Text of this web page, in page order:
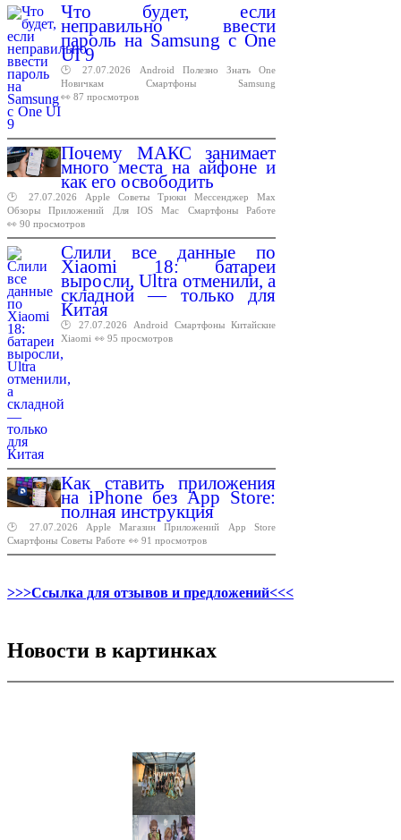
Что будет, если
неправильно ввести
пароль на Samsung с One
UI 9
🕑 27.07.2026 Android Полезно Знать
One
Новичкам
Смартфоны
Samsung
👀 87 просмотров
Почему МАКС занимает
много места на айфоне и
как его освободить
🕑 27.07.2026 Apple Советы Трюки Мессенджер
Max
Обзоры
Приложений Для IOS Mac Смартфоны
Работе
👀 90 просмотров
Слили все данные по
Xiaomi 18: батареи
выросли, Ultra отменили, а
складной — только для
Китая
🕑 27.07.2026 Android Смартфоны Китайские
Xiaomi 👀 95 просмотров
Как ставить приложения
на iPhone без App Store:
полная инструкция
🕑 27.07.2026 Apple Магазин Приложений App
Store
Смартфоны Советы Работе 👀 91 просмотров
>>>Ссылка для отзывов и предложений<<<
Новости в картинках